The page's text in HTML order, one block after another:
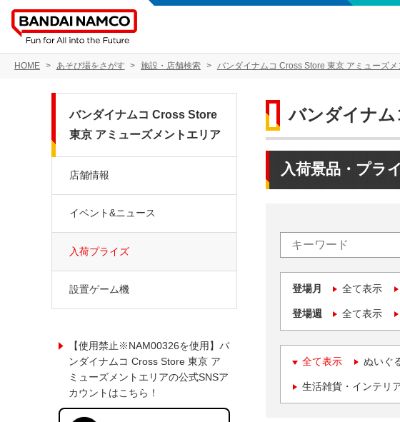
HOME あそび場をさがす 施設・店舗検索 バンダイナムコ Cross Store 東京 アミューズメ
バンダイナ
入荷景品・プラ
登場月 全て表示
登場週 全て表示
全て表示 ぬいぐ
生活雑貨・インテリ
バンダイナムコ Cross Store
東京 アミューズメントエリア
店舗情報
イベント&ニュース
入荷プライズ
設置ゲーム機
【使用禁止※NAM00326を使用】バ
ンダイナムコ Cross Store 東京 ア
ミューズメントエリアの公式SNSア
カウントはこちら！